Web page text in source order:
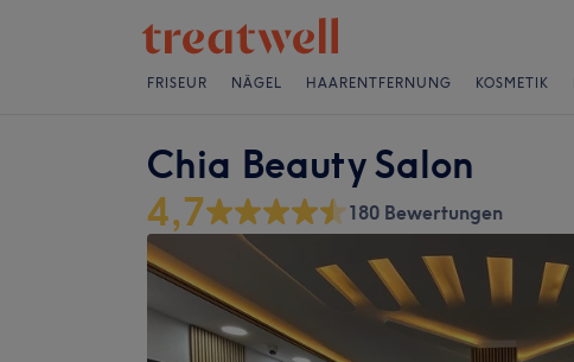
FRISEUR NÄGEL HAARENTFERNUNG KOSMETIK
Chia Beauty Salon
4,7 180 Bewertungen